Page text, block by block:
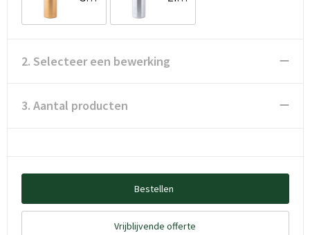
2. Selecteer een bewerking
3. Aantal producten
Bestellen
Vrijblijvende offerte